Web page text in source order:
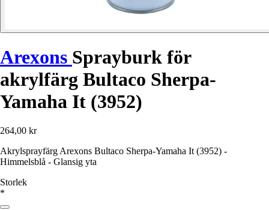
Arexons Sprayburk för
akrylfärg Bultaco Sherpa-
Yamaha It (3952)
264,00 kr
Akrylsprayfärg Arexons Bultaco Sherpa-Yamaha It (3952) -
Himmelsblå - Glansig yta
Storlek
*